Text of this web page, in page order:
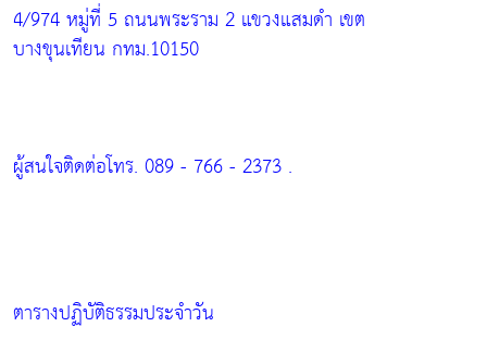
4/974 หมู่ที่ 5 ถนนพระราม 2 แขวงแสมดำ เขต
บางขุนเทียน กทม.10150
ผู้สนใจติดต่อโทร. 089 - 766 - 2373 .
ตารางปฏิบัติธรรมประจำวัน